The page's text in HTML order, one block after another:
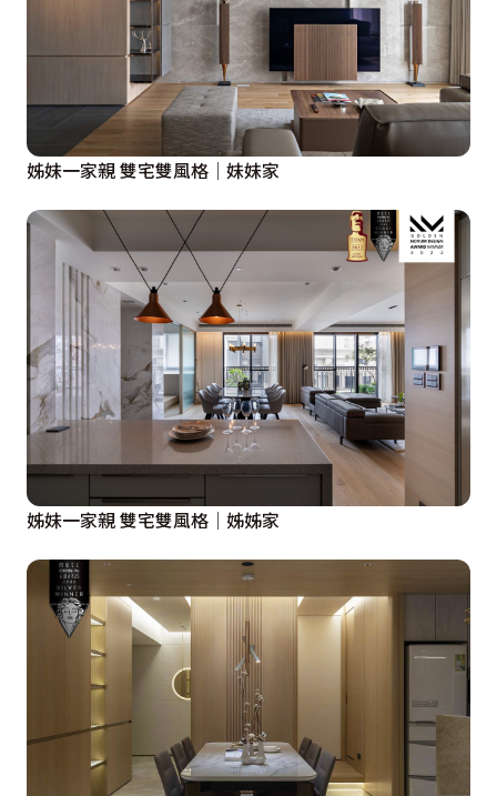
姊妹一家親 雙宅雙風格│妹妹家
姊妹一家親 雙宅雙風格│姊姊家